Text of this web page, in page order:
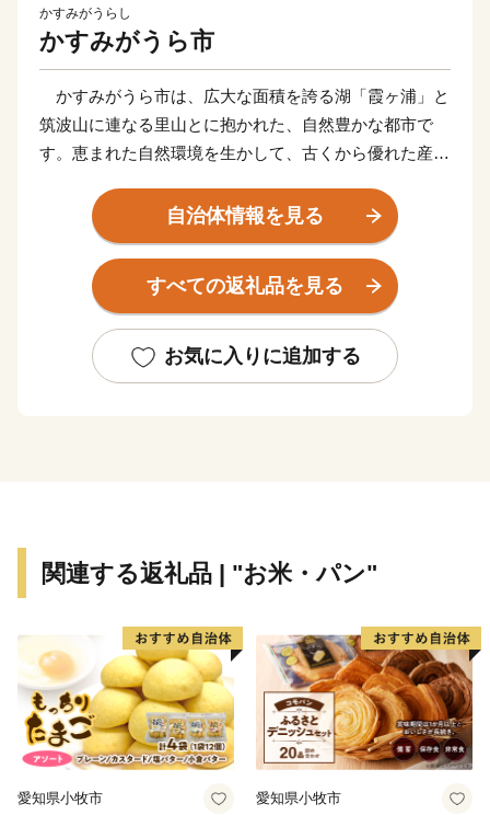
かすみがうらし
かすみがうら市
かすみがうら市は、広大な面積を誇る湖「霞ヶ浦」と
筑波山に連なる里山とに抱かれた、自然豊かな都市で
す。恵まれた自然環境を生かして、古くから優れた産
栗やさつまいもをはじめとする風味豊かな農産物、霞
ヶ浦で捕れたわかさぎやしらうおなどの水産物、そして
それらを使った加工品など、かすみがうら市には、おい
また、霞ヶ浦の湖上で真っ白な帆を張る雄大な帆引き
船、気持ちの良い風を受けながら湖沿いを走るサイクリ
自治体情報を見る
すべての返礼品を見る
お気に入りに追加する
関連する返礼品 | "お米・パン"
愛知県小牧市 愛知県小牧市